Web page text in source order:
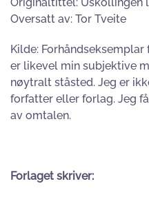
Oversatt av: Tor Tveite
Kilde:
er likevel min subjektive
nøytralt ståsted. Jeg er
forfatter eller forlag. Jeg
av omtalen.
Forlaget skriver: